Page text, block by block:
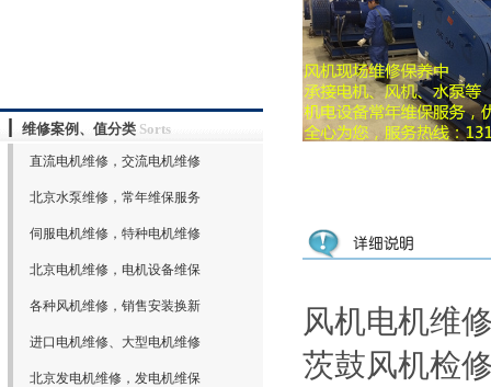
维修案例、值分类 Sorts
直流电机维修，交流电机维修
北京水泵维修，常年维保服务
伺服电机维修，特种电机维修
北京电机维修，电机设备维保
各种风机维修，销售安装换新
进口电机维修、大型电机维修
北京发电机维修，发电机维保
风机电机维
茨鼓风机检